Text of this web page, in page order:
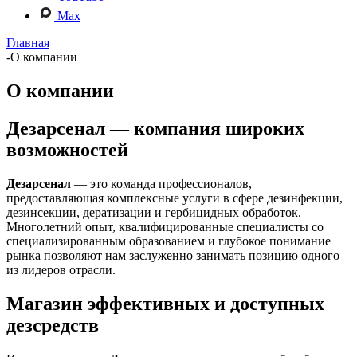
Max
Главная
-О компании
О компании
Дезарсенал — компания широких
возможностей
Дезарсенал — это команда профессионалов,
предоставляющая комплексные услуги в сфере дезинфекции,
дезинсекции, дератизации и гербицидных обработок.
Многолетний опыт, квалифицированные специалисты со
специализированным образованием и глубокое понимание
рынка позволяют нам заслуженно занимать позицию одного
из лидеров отрасли.
Магазин эффективных и доступных
дезсредств